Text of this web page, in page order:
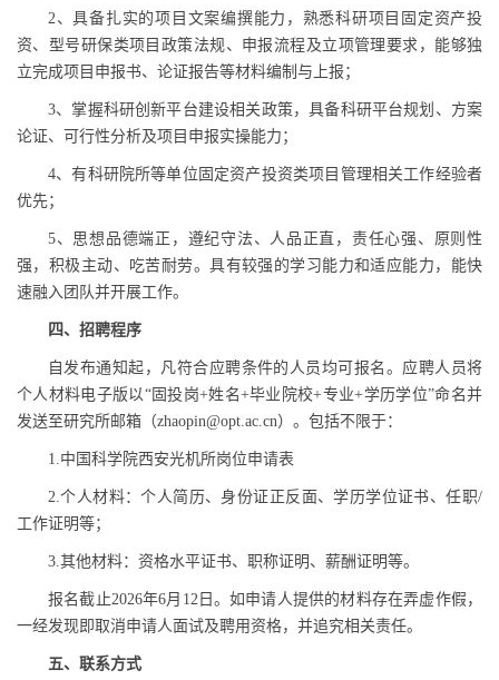
2、具备扎实的项目文案编撰能力，熟悉科研项目固定资产投
资、型号研保类项目政策法规、申报流程及立项管理要求，能够独
立完成项目申报书、论证报告等材料编制与上报；
3、掌握科研创新平台建设相关政策，具备科研平台规划、方案
论证、可行性分析及项目申报实操能力；
4、有科研院所等单位固定资产投资类项目管理相关工作经验者
优先；
5、思想品德端正，遵纪守法、人品正直，责任心强、原则性
强，积极主动、吃苦耐劳。具有较强的学习能力和适应能力，能快
速融入团队并开展工作。
四、招聘程序
自发布通知起，凡符合应聘条件的人员均可报名。应聘人员将
个人材料电子版以“固投岗+姓名+毕业院校+专业+学历学位”命名并
发送至研究所邮箱（zhaopin@opt.ac.cn）。包括不限于：
1.中国科学院西安光机所岗位申请表
2.个人材料：个人简历、身份证正反面、学历学位证书、任职/
工作证明等；
3.其他材料：资格水平证书、职称证明、薪酬证明等。
报名截止2026年6月12日。如申请人提供的材料存在弄虚作假，
一经发现即取消申请人面试及聘用资格，并追究相关责任。
五、联系方式